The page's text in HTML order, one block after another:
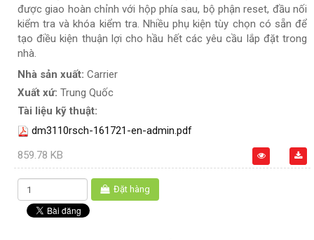
được giao hoàn chỉnh với hộp phía sau, bộ phận reset, đầu nối
kiểm tra và khóa kiểm tra. Nhiều phụ kiện tùy chọn có sẵn để
tạo điều kiện thuận lợi cho hầu hết các yêu cầu lắp đặt trong
nhà.
Nhà sản xuất: Carrier
Xuất xứ: Trung Quốc
Tài liệu kỹ thuật:
dm3110rsch-161721-en-admin.pdf
859.78 KB
Đặt hàng